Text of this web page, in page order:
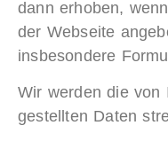
dann erhoben,
der Webseite
insbesondere
Wir werden die von
gestellten Daten